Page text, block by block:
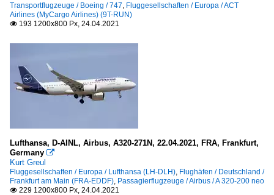
Transportflugzeuge / Boeing / 747, Fluggesellschaften / Europa / ACT
Airlines (MyCargo Airlines) (9T-RUN)
 193 1200x800 Px, 24.04.2021
Lufthansa, D-AINL, Airbus, A320-271N, 22.04.2021, FRA, Frankfurt,
Germany 
Kurt Greul
Fluggesellschaften / Europa / Lufthansa (LH-DLH), Flughäfen / Deutschland /
Frankfurt am Main (FRA-EDDF), Passagierflugzeuge / Airbus / A 320-200 neo
 229 1200x800 Px, 24.04.2021